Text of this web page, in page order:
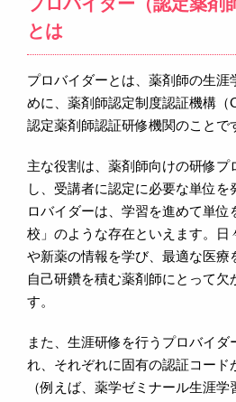
プロバイダー（認定薬剤
とは
プロバイダーとは、薬剤師の生涯
めに、薬剤師認定制度認証機構（
認定薬剤師認証研修機関のことで
主な役割は、薬剤師向けの研修プ
し、受講者に認定に必要な単位を
ロバイダーは、学習を進めて単位
校」のような存在といえます。日
や新薬の情報を学び、最適な医療
自己研鑽を積む薬剤師にとって欠
す。
また、生涯研修を行うプロバイダ
れ、それぞれに固有の認証コード
（例えば、薬学ゼミナール生涯学